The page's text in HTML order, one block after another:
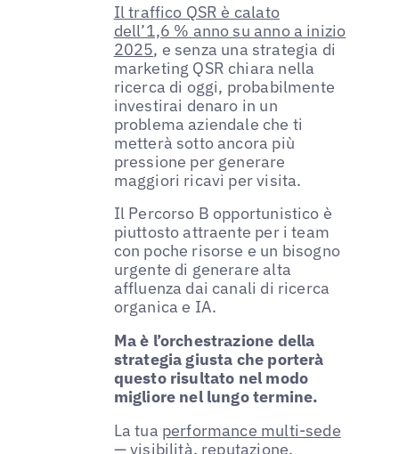
Il traffico QSR è calato
dell’1,6 % anno su anno a inizio
2025, e senza una strategia di
marketing QSR chiara nella
ricerca di oggi, probabilmente
investirai denaro in un
problema aziendale che ti
metterà sotto ancora più
pressione per generare
maggiori ricavi per visita.
Il Percorso B opportunistico è
piuttosto attraente per i team
con poche risorse e un bisogno
urgente di generare alta
affluenza dai canali di ricerca
organica e IA.
Ma è l’orchestrazione della
strategia giusta che porterà
questo risultato nel modo
migliore nel lungo termine.
La tua performance multi-sede
— visibilità, reputazione,